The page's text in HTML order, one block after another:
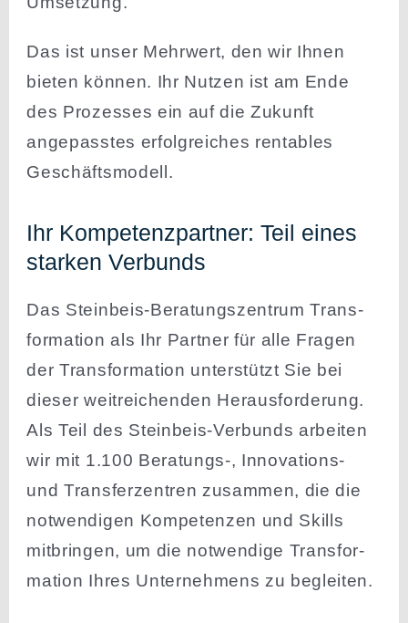
Das ist unser Mehrwert, den wir Ihnen
bieten können. Ihr Nutzen ist am Ende
des Prozesses ein auf die Zukunft
angepasstes erfolg­reiches rentables
Geschäftsmodell.
Ihr Kompe­tenz­partner: Teil eines
starken Verbunds
Das Steinbeis-Beratungs­zentrum Trans­
for­mation als Ihr Partner für alle Fragen
der Trans­for­mation unter­stützt Sie bei
dieser weitrei­chenden Heraus­for­derung.
Als Teil des Steinbeis-Verbunds arbeiten
wir mit 1.100 Beratungs‑, Innova­tions-
und Trans­fer­zentren zusammen, die die
notwen­digen Kompe­tenzen und Skills
mitbringen, um die notwendige Trans­for­
mation Ihres Unter­nehmens zu begleiten.